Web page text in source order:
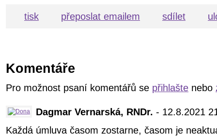
tisk přeposlat emailem sdílet
Komentáře
Pro možnost psaní komentářů se přihlašte nebo
Dagmar Vernarská, RNDr. - 12.8.2021
Každá úmluva časom zostarne, časom je